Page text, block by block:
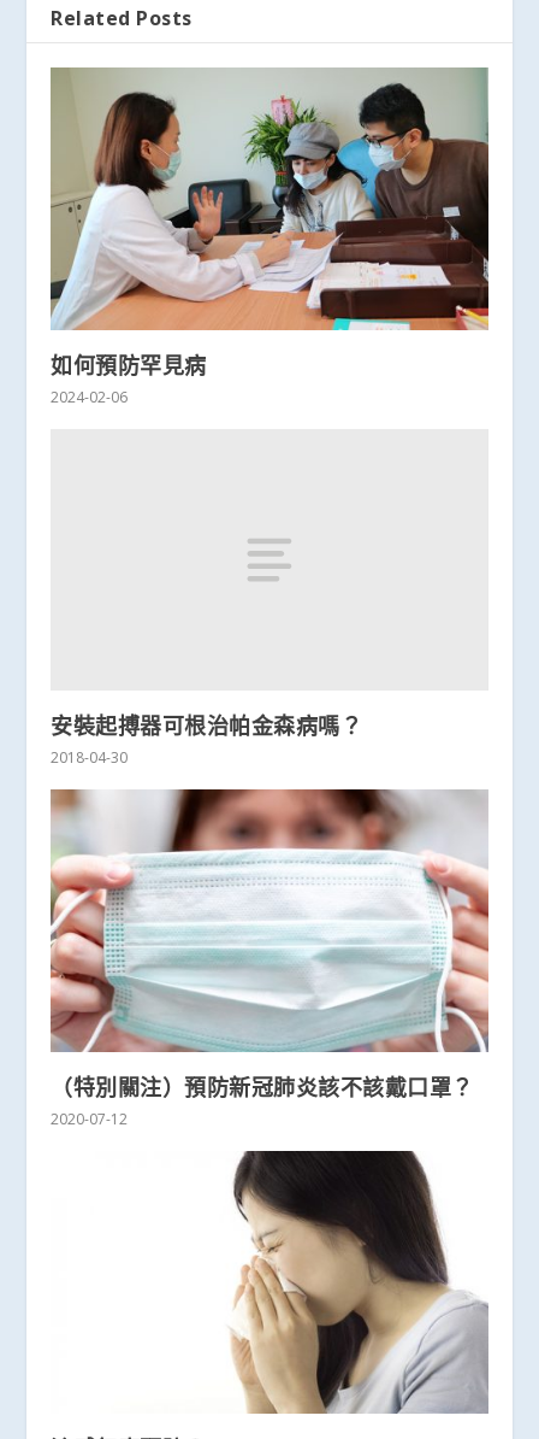
Related Posts
如何預防罕見病
2024-02-06
安裝起搏器可根治帕金森病嗎？
2018-04-30
（特別關注）預防新冠肺炎該不該戴口罩？
2020-07-12